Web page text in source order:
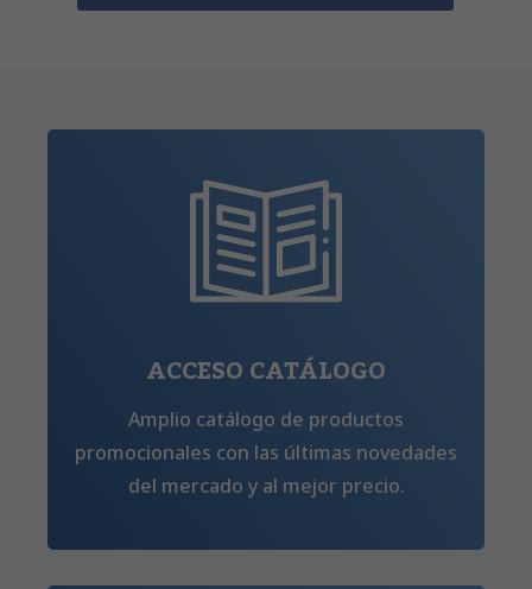
ACCESO CATÁLOGO
Amplio catálogo de productos
promocionales con las últimas novedades
del mercado y al mejor precio.